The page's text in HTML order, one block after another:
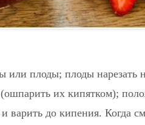
или плоды; плоды нарезать
их кипятком);
варить до кипения. Когда